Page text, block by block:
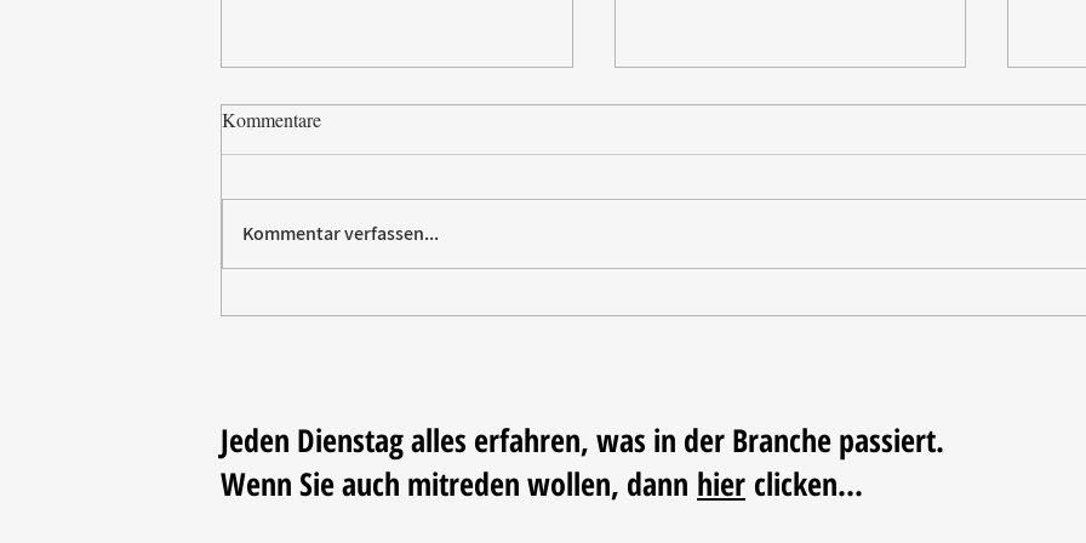
Paw Patrol erobert die
Tischdekoration mit Mehrwert:
Kommentare
Kommentar verfassen...
Jeden Dienstag alles erfahren, was in der Branche passiert.
Wenn Sie auch mitreden wollen, dann hier clicken...